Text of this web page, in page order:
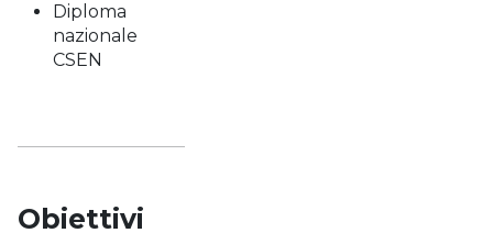
Diploma
nazionale
CSEN
Obiettivi